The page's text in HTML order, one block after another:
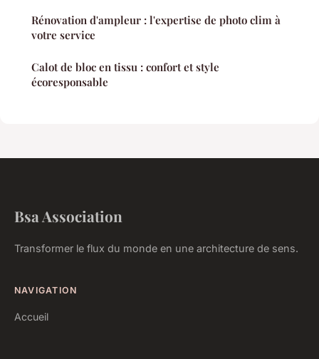
Rénovation d'ampleur : l'expertise de photo clim à
votre service
Calot de bloc en tissu : confort et style
écoresponsable
Bsa Association
Transformer le flux du monde en une architecture de sens.
NAVIGATION
Accueil